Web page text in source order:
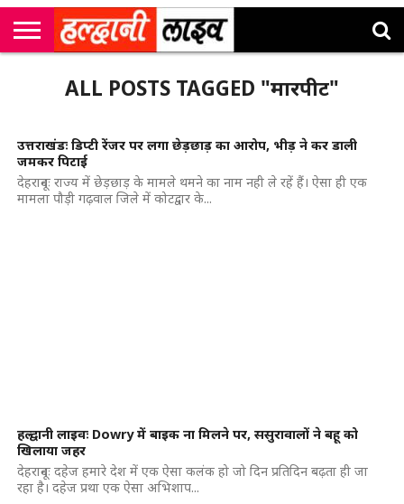
उत्तराखंड
मनोरंजन
सम्पादकीय
अलर्ट्सALL POSTS TAGGED "मारपीट"
उत्तराखंडः डिप्टी रेंजर पर लगा छेड़छाड़ का आरोप, भीड़ ने कर डाली
जमकर पिटाई
देहरादूनः राज्य में छेड़छाड़ के मामले थमने का नाम नही ले रहें हैं। ऐसा ही एक
मामला पौड़ी गढ़वाल जिले में कोटद्वार के...
हल्द्वानी लाइवः Dowry में बाइक ना मिलने पर, ससुरावालों ने बहू को
खिलाया जहर
देहरादूनः दहेज हमारे देश में एक ऐसा कलंक हो जो दिन प्रतिदिन बढ़ता ही जा
रहा है। दहेज प्रथा एक ऐसा अभिशाप...